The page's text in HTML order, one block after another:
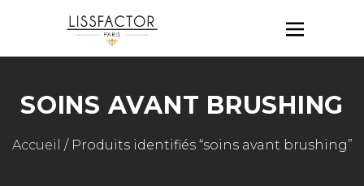
SOINS AVANT BRUSHING
Accueil / Produits identifiés “soins avant brushing”